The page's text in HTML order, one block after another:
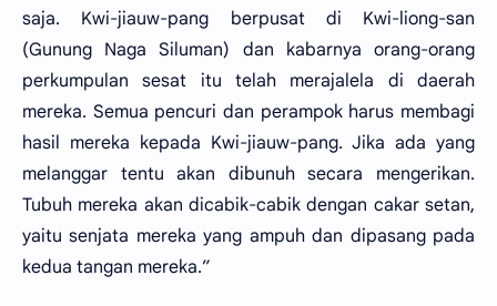
saja. Kwi-jiauw-pang berpusat di Kwi-liong-san
(Gunung Naga Siluman) dan kabarnya orang-orang
perkumpulan sesat itu telah merajalela di daerah
mereka. Semua pencuri dan perampok harus membagi
hasil mereka kepada Kwi-jiauw-pang. Jika ada yang
melanggar tentu akan dibunuh secara mengerikan.
Tubuh mereka akan dicabik-cabik dengan cakar setan,
yaitu senjata mereka yang ampuh dan dipasang pada
kedua tangan mereka.”